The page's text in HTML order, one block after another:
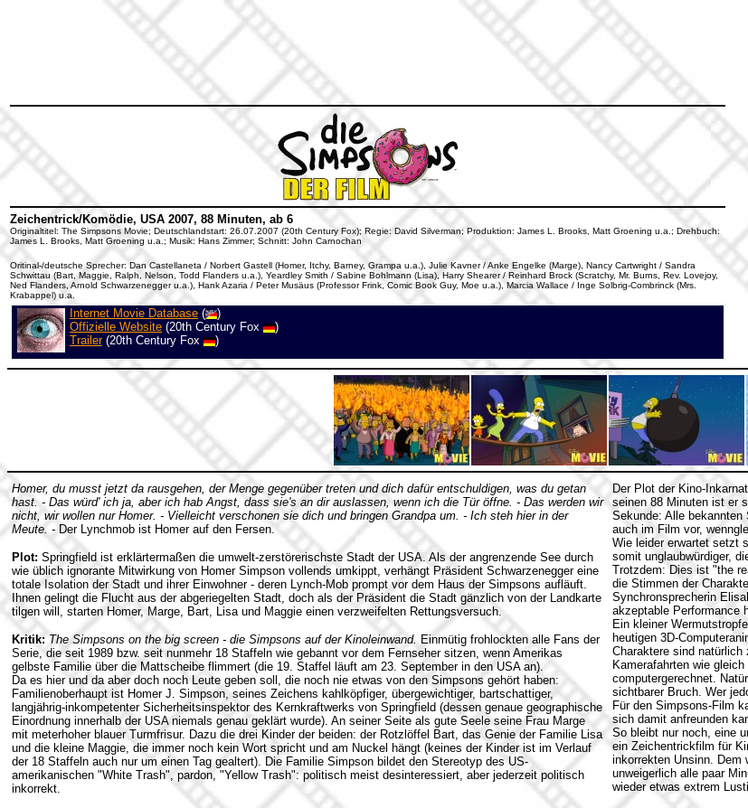
Zeichentrick/Komödie, USA 2007, 88 Minuten, ab 6
Originaltitel: The Simpsons Movie; Deutschlandstart: 26.07.2007 (20th Century Fox); Regie: David Silverman; Produktion: James L. Brooks, Matt Groening u.a.; Drehbuch:
James L. Brooks, Matt Groening u.a.; Musik: Hans Zimmer; Schnitt: John Carnochan
Oritinal-/deutsche Sprecher: Dan Castellaneta / Norbert Gastell (Homer, Itchy, Barney, Grampa u.a.), Julie Kavner / Anke Engelke (Marge), Nancy Cartwright / Sandra
Schwittau (Bart, Maggie, Ralph, Nelson, Todd Flanders u.a.), Yeardley Smith / Sabine Bohlmann (Lisa), Harry Shearer / Reinhard Brock (Scratchy, Mr. Burns, Rev. Lovejoy,
Ned Flanders, Arnold Schwarzenegger u.a.), Hank Azaria / Peter Musäus (Professor Frink, Comic Book Guy, Moe u.a.), Marcia Wallace / Inge Solbrig-Combrinck (Mrs.
Krabappel) u.a.
Internet Movie Database (
)
Offizielle Website (20th Century Fox
)
Trailer(20th Century Fox )
Homer, du musst jetzt da rausgehen, der Menge gegenüber treten und dich dafür entschuldigen, was du getan
hast. - Das würd' ich ja, aber ich hab Angst, dass sie's an dir auslassen, wenn ich die Tür öffne. - Das werden wir
nicht, wir wollen nur Homer. - Vielleicht verschonen sie dich und bringen Grandpa um. - Ich steh hier in der
Meute. - Der Lynchmob ist Homer auf den Fersen.
Plot: Springfield ist erklärtermaßen die umwelt-zerstörerischste Stadt der USA. Als der angrenzende See durch
wie üblich ignorante Mitwirkung von Homer Simpson vollends umkippt, verhängt Präsident Schwarzenegger eine
totale Isolation der Stadt und ihrer Einwohner - deren Lynch-Mob prompt vor dem Haus der Simpsons aufläuft.
Ihnen gelingt die Flucht aus der abgeriegelten Stadt, doch als der Präsident die Stadt gänzlich von der Landkarte
tilgen will, starten Homer, Marge, Bart, Lisa und Maggie einen verzweifelten Rettungsversuch.
Kritik: The Simpsons on the big screen - die Simpsons auf der Kinoleinwand. Einmütig frohlockten alle Fans der
Serie, die seit 1989 bzw. seit nunmehr 18 Staffeln wie gebannt vor dem Fernseher sitzen, wenn Amerikas
gelbste Familie über die Mattscheibe flimmert (die 19. Staffel läuft am 23. September in den USA an).
Da es hier und da aber doch noch Leute geben soll, die noch nie etwas von den Simpsons gehört haben:
Familienoberhaupt ist Homer J. Simpson, seines Zeichens kahlköpfiger, übergewichtiger, bartschattiger,
langjährig-inkompetenter Sicherheitsinspektor des Kernkraftwerks von Springfield (dessen genaue geographische
Einordnung innerhalb der USA niemals genau geklärt wurde). An seiner Seite als gute Seele seine Frau Marge
mit meterhoher blauer Turmfrisur. Dazu die drei Kinder der beiden: der Rotzlöffel Bart, das Genie der Familie Lisa
und die kleine Maggie, die immer noch kein Wort spricht und am Nuckel hängt (keines der Kinder ist im Verlauf
der 18 Staffeln auch nur um einen Tag gealtert). Die Familie Simpson bildet den Stereotyp des US-
amerikanischen "White Trash", pardon, "Yellow Trash": politisch meist desinteressiert, aber jederzeit politisch
inkorrekt.
Der Plot der Kino-
seinen 88 Minuten ist er
Sekunde: Alle bekannten
auch im Film vor,
Wie leider erwartet setzt
somit unglaubwürdiger,
Trotzdem: Dies ist "the
die Stimmen der
Synchronsprecherin
akzeptable Performance
Ein kleiner
heutigen 3D-
Charaktere sind natürlich
Kamerafahrten wie
computergerechnet.
sichtbarer Bruch. Wer
Für den Simpsons-Film
sich damit anfreunden
So bleibt nur noch, eine
ein Zeichentrickfilm für
inkorrekten Unsinn. Dem
unweigerlich alle paar
wieder etwas extrem